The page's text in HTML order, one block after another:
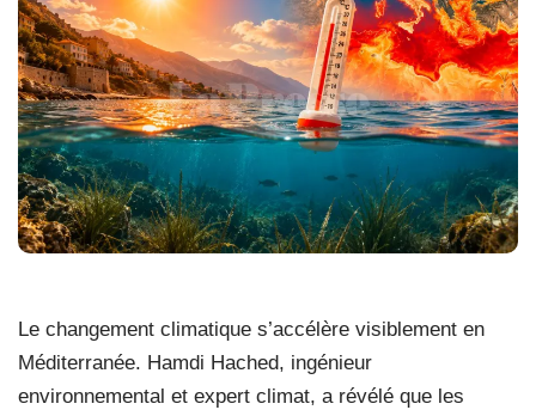
Le changement climatique s’accélère visiblement en
Méditerranée. Hamdi Hached, ingénieur
environnemental et expert climat, a révélé que les